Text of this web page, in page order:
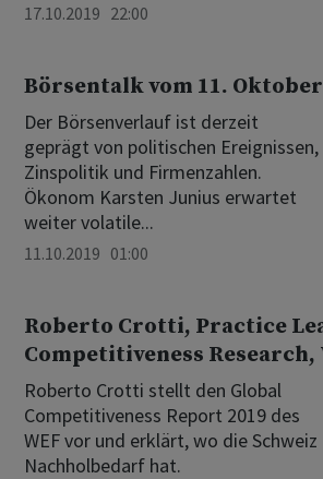
17.10.2019 22:00
Börsentalk vom 11. Oktober
Der Börsenverlauf ist derzeit
geprägt von politischen Ereignissen,
Zinspolitik und Firmenzahlen.
Ökonom Karsten Junius erwartet
weiter volatile...
11.10.2019 01:00
Roberto Crotti, Practice
Competitiveness Research,
Roberto Crotti stellt den Global
Competitiveness Report 2019 des
WEF vor und erklärt, wo die Schweiz
Nachholbedarf hat.